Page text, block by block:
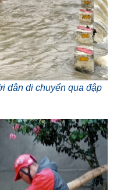
dân di chuyển qua đập